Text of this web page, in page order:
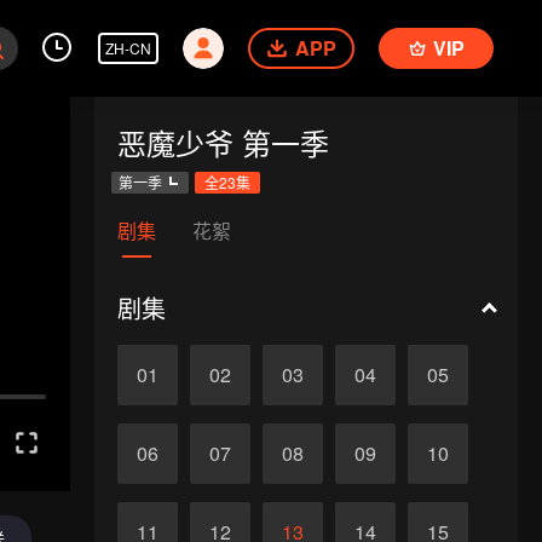
ZH-CN APP VIP
恶魔少爷 第一季
第一季 全23集
剧集 花絮
剧集
01 02 03 04 05
06 07 08 09 10
11 12 13 14 15